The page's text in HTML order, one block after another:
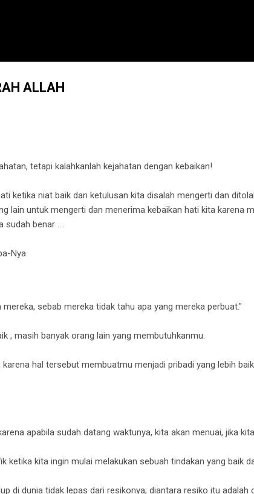
ALLAH
tetapi kalahkanlah kejahatan dengan kebaikan!
ketika niat baik dan ketulusan kita disalah mengerti dan
lain untuk mengerti dan menerima kebaikan hati kita karena
sudah benar ....
Nya
mereka, sebab mereka tidak tahu apa yang mereka perbuat."
, masih banyak orang lain yang membutuhkanmu.
karena hal tersebut membuatmu menjadi pribadi yang lebih
apabila sudah datang waktunya, kita akan menuai, jika
ketika kita ingin mulai melakukan sebuah tindakan yang baik
di dunia tidak lepas dari resikonya; diantara resiko itu adalah